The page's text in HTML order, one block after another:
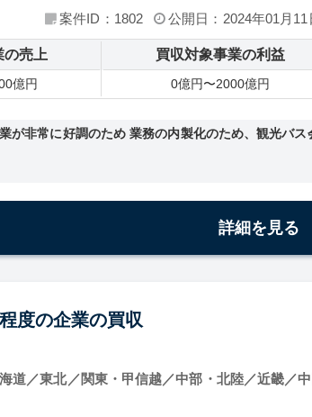
案件ID：1802
公開日：2024年01月11
の売上
億円
買収対象事業の利益
0億円〜2000億円
が非常に好調のため 業務の内製化のため、観光バ
詳細を見る
度の企業の買収
道／東北／関東・甲信越／中部・北陸／近畿／中